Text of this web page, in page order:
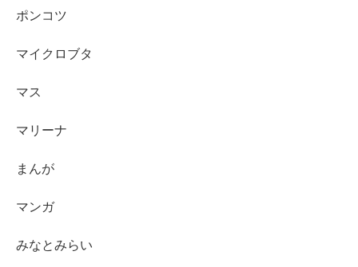
ポンコツ
マイクロブタ
マス
マリーナ
まんが
マンガ
みなとみらい